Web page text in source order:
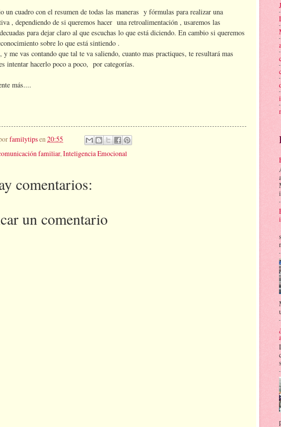
un cuadro con el resumen de todas las maneras y fórmulas para realizar una
, dependiendo de si queremos hacer una retroalimentación , usaremos las
para dejar claro al que escuchas lo que está diciendo. En cambio si queremos
sobre lo que está sintiendo .
y me vas contando que tal te va saliendo, cuanto mas practiques, te resultará mas
intentar hacerlo poco a poco, por categorías.
más....
familytipsen20:55
familiar,Inteligencia Emocional
comentarios:
un comentario